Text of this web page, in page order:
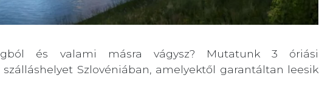
és valami másra vágysz? Mutatunk 3 óriási
Szlovéniában, amelyektől garantáltan leesik